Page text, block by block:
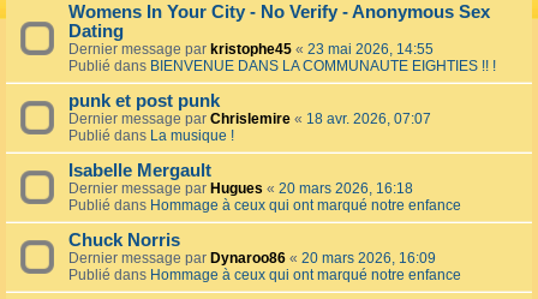
Womens In Your City - No Verify - Anonymous Sex
Dating
Dernier message par kristophe45 « 23 mai 2026, 14:55
Publié dans BIENVENUE DANS LA COMMUNAUTE EIGHTIES !! !
punk et post punk
Dernier message par Chrislemire « 18 avr. 2026, 07:07
Publié dans La musique !
Isabelle Mergault
Dernier message par Hugues « 20 mars 2026, 16:18
Publié dans Hommage à ceux qui ont marqué notre enfance
Chuck Norris
Dernier message par Dynaroo86 « 20 mars 2026, 16:09
Publié dans Hommage à ceux qui ont marqué notre enfance